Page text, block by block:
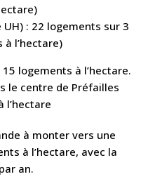
: 22 logements sur 3
l’hectare)
logements à l’hectare.
le centre de Préfailles
l’hectare
à monter vers une
à l’hectare, avec la
an.